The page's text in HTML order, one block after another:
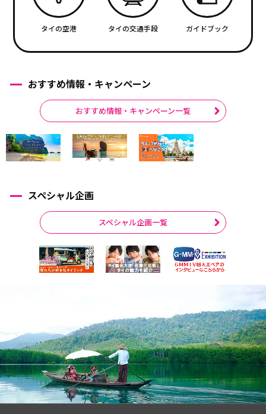
タイの空港 タイの交通手段 ガイドブック
おすすめ情報・キャンペーン
おすすめ情報・キャンペーン一覧
スペシャル企画
スペシャル企画一覧